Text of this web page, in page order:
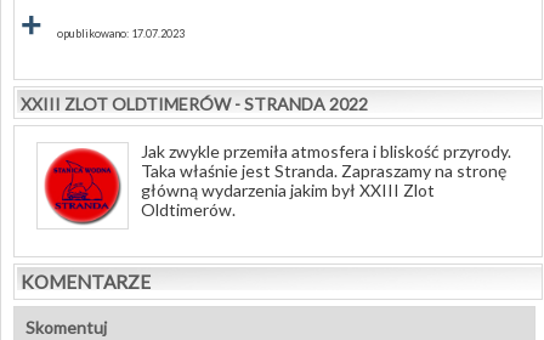
+ opublikowano: 17.07.2023
XXIII ZLOT OLDTIMERÓW - STRANDA 2022
Jak zwykle przemiła atmosfera i bliskość przyrody.
Taka właśnie jest Stranda. Zapraszamy na stronę
główną wydarzenia jakim był XXIII Zlot
Oldtimerów.
KOMENTARZE
Skomentuj